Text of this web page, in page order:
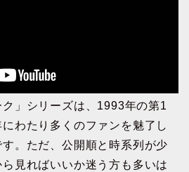
ク」シリーズは、1993年の第1
わたり多くのファンを魅了し
。ただ、公開順と時系列が少
見ればいいか迷う方も多いは